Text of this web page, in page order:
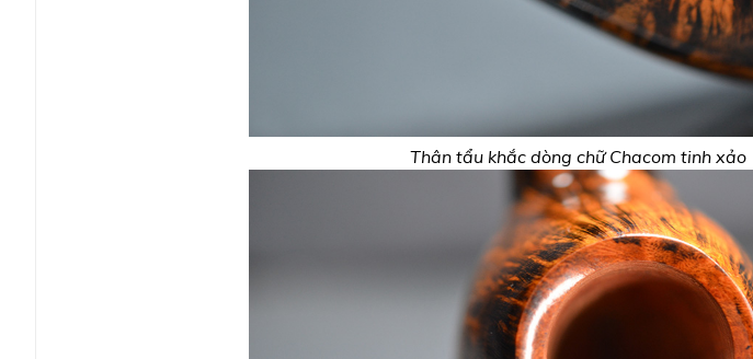
Thân tẩu khắc dòng chữ Chacom tinh xảo